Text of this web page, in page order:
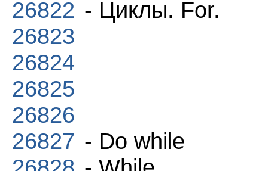
26822 - Циклы. For.
26823
26824
26825
26826
26827 - Do while